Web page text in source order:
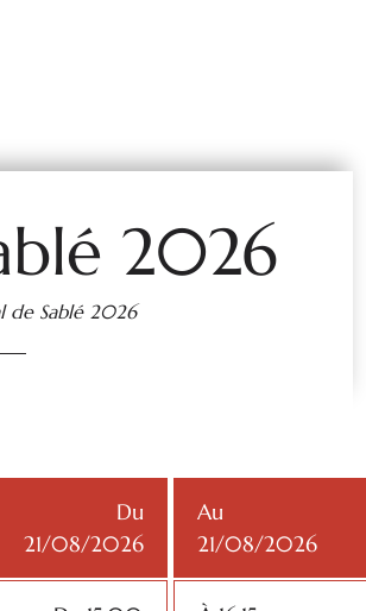
2026
de Sablé 2026
Du
21/08/2026
Au
21/08/2026